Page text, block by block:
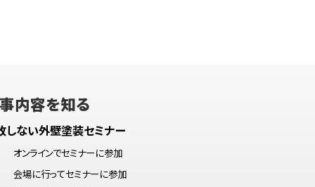
内容を知る
しない外壁塗装セミナー
オンラインでセミナーに参加
会場に行ってセミナーに参加